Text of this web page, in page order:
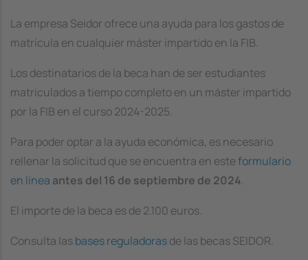
La empresa Seidor ofrece una ayuda para los gastos de
matrícula en cualquier máster impartido en la FIB.
Los destinatarios de la beca han de ser estudiantes
matriculados a tiempo completo en un máster impartido
por la FIB en el curso 2024-2025.
Para poder optar a la ayuda económica, es necesario
rellenar la solicitud que se encuentra en esteformulario
en línea antes del 16 de septiembre de 2024.
El importe de la beca es de 2.100 euros.
Consulta lasbases reguladorasde las becas SEIDOR.